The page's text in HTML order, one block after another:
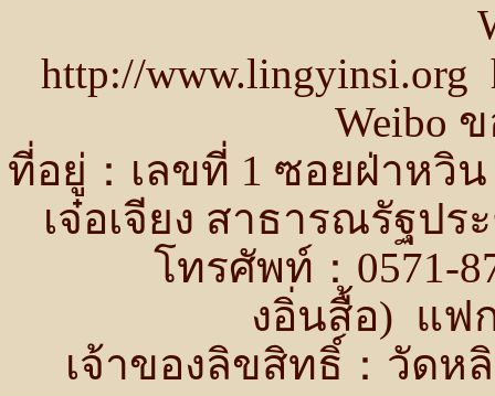
http://
Weibo
ที่อยู่：เลขที่ 1 ซอยฝ่าห
เจ๋อเจียง สาธารณรัฐป
โทรศัพท์：0571-
งอิ่นสื้อ) แฟก
เจ้าของลิขสิทธิ์：วัดห